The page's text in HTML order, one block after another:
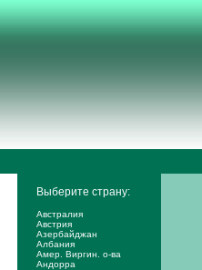
Выберите страну:
Австралия
Австрия
Азербайджан
Албания
Амер. Виргин. о-ва
Андорра